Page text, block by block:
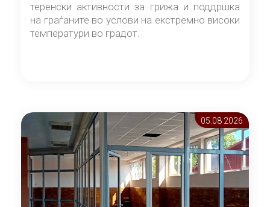
теренски активности за грижа и поддршка
на граѓаните во услови на екстремно високи
температури во градот.
05.08 2026